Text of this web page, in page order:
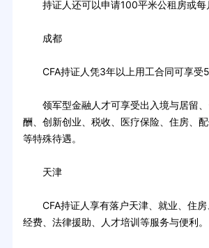
持证人还可以申请100平米公租房或每
成都
CFA持证人凭3年以上用工合同可享受5
领军型金融人才可享受出入境与居留、
酬、创新创业、税收、医疗保险、住房、
等特殊待遇。
天津
CFA持证人享有落户天津、就业、住房
经费、法律援助、人才培训等服务与便利。